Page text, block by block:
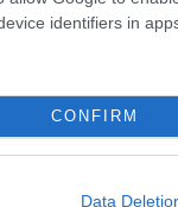
identifiers in
CONFIRM
Data
του